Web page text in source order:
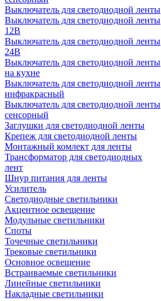
Выключатель для светодиодной ленты
Выключатель для светодиодной ленты
12В
Выключатель для светодиодной ленты
24В
Выключатель для светодиодной ленты
на кухне
Выключатель для светодиодной ленты
инфракрасный
Выключатель для светодиодной ленты
сенсорный
Заглушки для светодиодной ленты
Крепеж для светодиодной ленты
Монтажный комлект для ленты
Трансформатор для светодиодных
лент
Шнур питания для ленты
Усилитель
Светодиодные светильники
Акцентное освещение
Модульные светильники
Споты
Точечные светильники
Трековые светильники
Основное освещение
Встраиваемые светильники
Линейные светильники
Накладные светильники